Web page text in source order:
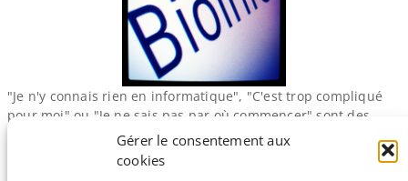
Gérer le consentement aux
cookies
"Je n'y connais rien en informatique", "C'est trop compliqué
pour moi" ou "Je ne sais pas par où commencer" sont des
phrases qui nous servent souvent d'excuse pour ne pas nous
lancer dans le grand bain de la bioinformatique. Biologiste de